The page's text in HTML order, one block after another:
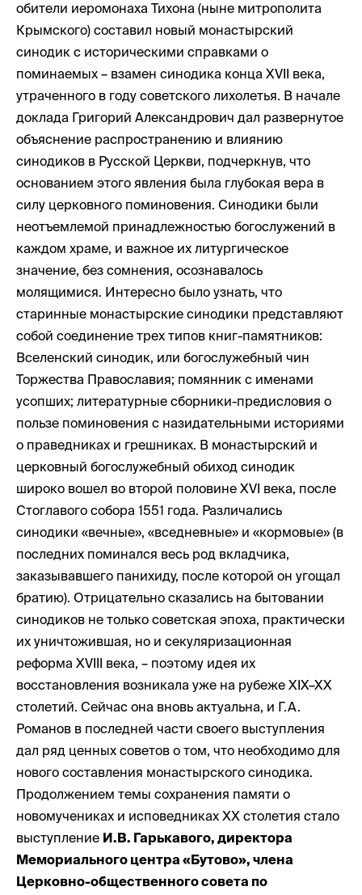
обители иеромонаха Тихона (ныне митрополита
Крымского) составил новый монастырский
синодик с историческими справками о
поминаемых – взамен синодика конца XVII века,
утраченного в году советского лихолетья. В начале
доклада Григорий Александрович дал развернутое
объяснение распространению и влиянию
синодиков в Русской Церкви, подчеркнув, что
основанием этого явления была глубокая вера в
силу церковного поминовения. Синодики были
неотъемлемой принадлежностью богослужений в
каждом храме, и важное их литургическое
значение, без сомнения, осознавалось
молящимися. Интересно было узнать, что
старинные монастырские синодики представляют
собой соединение трех типов книг-памятников:
Вселенский синодик, или богослужебный чин
Торжества Православия; помянник с именами
усопших; литературные сборники-предисловия о
пользе поминовения c назидательными историями
о праведниках и грешниках. В монастырский и
церковный богослужебный обиход синодик
широко вошел во второй половине XVI века, после
Стоглавого собора 1551 года. Различались
синодики «вечные», «вседневные» и «кормовые» (в
последних поминался весь род вкладчика,
заказывавшего панихиду, после которой он угощал
братию). Отрицательно сказались на бытовании
синодиков не только советская эпоха, практически
их уничтожившая, но и секуляризационная
реформа XVIII века, – поэтому идея их
восстановления возникала уже на рубеже XIX–XX
столетий. Сейчас она вновь актуальна, и Г.А.
Романов в последней части своего выступления
дал ряд ценных советов о том, что необходимо для
нового составления монастырского синодика.
Продолжением темы сохранения памяти о
новомучениках и исповедниках ХХ столетия стало
выступление И.В. Гарькавого, директора
Мемориального центра «Бутово», члена
Церковно-общественного совета по